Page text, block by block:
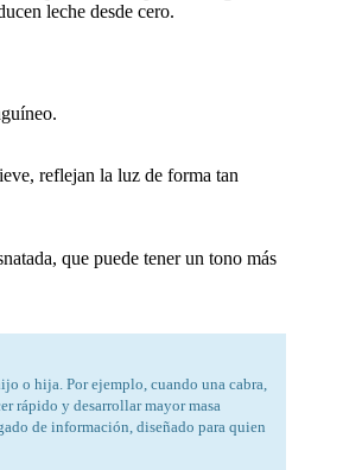
leche desde cero.
reflejan la luz de forma tan
que puede tener un tono más
o hija. Por ejemplo, cuando una cabra,
rápido y desarrollar mayor masa
de información, diseñado para quien